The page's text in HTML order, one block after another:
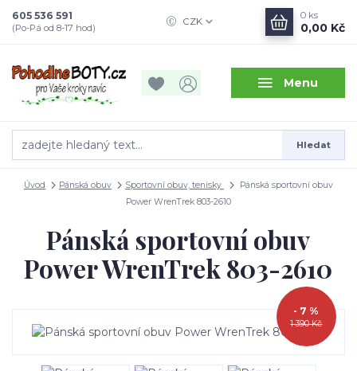
Menu
CZK
Hledat
605 536 591
(Po-Pá od 8-17 hod)
0 ks
0,00 Kč
Úvod Pánská obuv Sportovní obuv, tenisky
Pánská sportovní obuv
Power WrenTrek 803-2610
Pánská sportovní obuv
Power WrenTrek 803-2610
1 390 Kč
- 7 %